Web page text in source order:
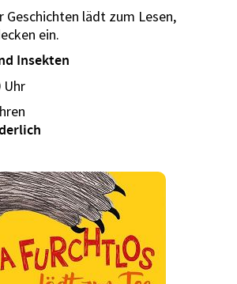
Geschichten lädt zum Lesen,
ein.
Insekten
Uhr